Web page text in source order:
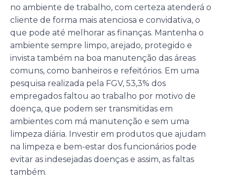
no ambiente de trabalho, com certeza atenderá o
cliente de forma mais atenciosa e convidativa, o
que pode até melhorar as finanças. Mantenha o
ambiente sempre limpo, arejado, protegido e
invista também na boa manutenção das áreas
comuns, como banheiros e refeitórios. Em uma
pesquisa realizada pela FGV, 53,3% dos
empregados faltou ao trabalho por motivo de
doença, que podem ser transmitidas em
ambientes com má manutenção e sem uma
limpeza diária. Investir em produtos que ajudam
na limpeza e bem-estar dos funcionários pode
evitar as indesejadas doenças e assim, as faltas
também.